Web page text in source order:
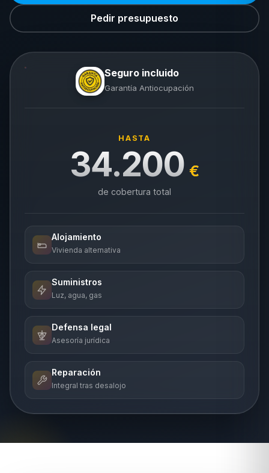
Pedir presupuesto
Seguro incluido
Garantía Antiocupación
HASTA
34.200 €
de cobertura total
Alojamiento
Vivienda alternativa
Suministros
Luz, agua, gas
Defensa legal
Asesoría jurídica
Reparación
Integral tras desalojo